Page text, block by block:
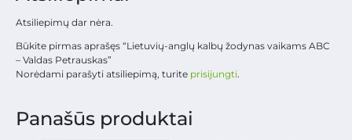
Atsiliepimų dar nėra.
Būkite pirmas aprašęs “Lietuvių-anglų kalbų žodynas vaikams ABC
– Valdas Petrauskas”
Norėdami parašyti atsiliepimą, turite prisijungti.
Panašūs produktai